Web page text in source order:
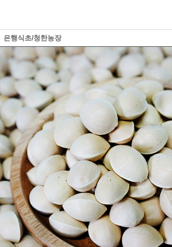
은행식초/청한농장